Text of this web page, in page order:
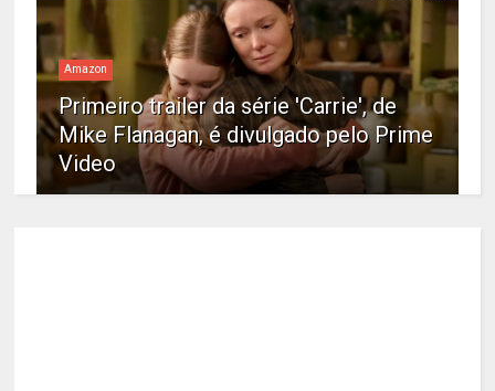
Amazon
Primeiro trailer da série 'Carrie', de
Mike Flanagan, é divulgado pelo Prime
Video